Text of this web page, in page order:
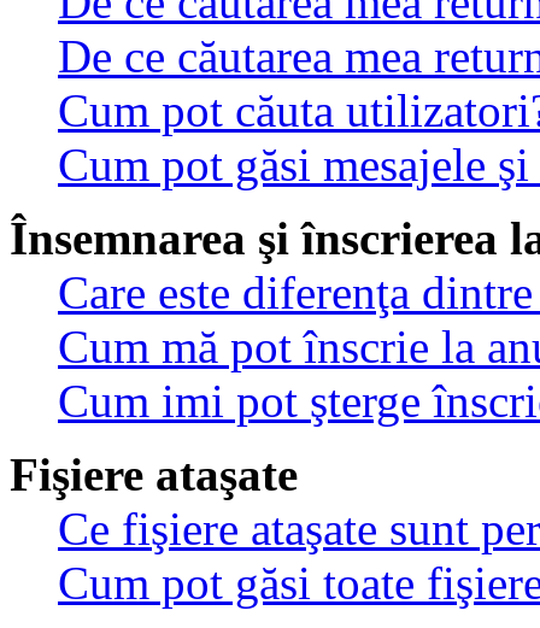
De ce căutarea mea
Cum pot căuta
Cum pot găsi mesajele
Însemnarea şi înscrierea
Care este diferenţa
Cum mă pot înscrie la
Cum imi pot şterge
Fişiere ataşate
Ce fişiere ataşate sunt
Cum pot găsi toate